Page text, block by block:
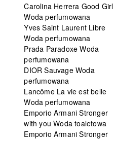
Carolina Herrera Good Girl
Woda perfumowana
Yves Saint Laurent Libre
Woda perfumowana
Prada Paradoxe Woda
perfumowana
DIOR Sauvage Woda
perfumowana
Lancôme La vie est belle
Woda perfumowana
Emporio Armani Stronger
with you Woda toaletowa
Emporio Armani Stronger